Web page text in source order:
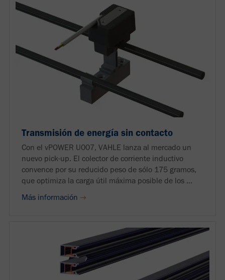
Transmisión de energía sin contacto
Con el vPOWER U007, VAHLE lanza al mercado un
nuevo pick-up. El colector de corriente inductivo
convence por su reducido peso de sólo 175 gramos,
que optimiza la carga útil máxima posible de los ...
Más información